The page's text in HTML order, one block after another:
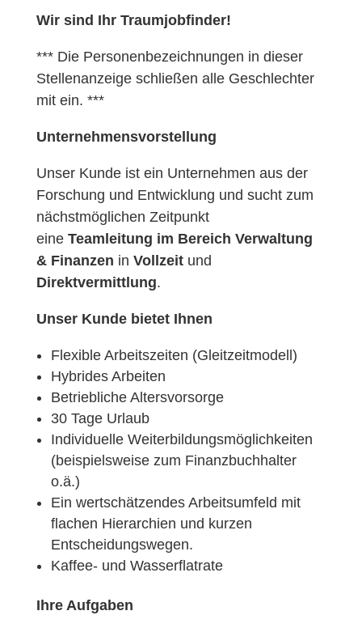
Wir sind Ihr Traumjobfinder!
*** Die Personenbezeichnungen in dieser
Stellenanzeige schließen alle Geschlechter
mit ein. ***
Unternehmensvorstellung
Unser Kunde ist ein Unternehmen aus der
Forschung und Entwicklung und sucht zum
nächstmöglichen Zeitpunkt
eineTeamleitung im Bereich Verwaltung
& Finanzen in Vollzeit und
Direktvermittlung.
Unser Kunde bietet Ihnen
Flexible Arbeitszeiten (Gleitzeitmodell)
Hybrides Arbeiten
Betriebliche Altersvorsorge
30 Tage Urlaub
Individuelle Weiterbildungsmöglichkeiten
(beispielsweise zum Finanzbuchhalter
o.ä.)
Ein wertschätzendes Arbeitsumfeld mit
flachen Hierarchien und kurzen
Entscheidungswegen.
Kaffee- und Wasserflatrate
Ihre Aufgaben